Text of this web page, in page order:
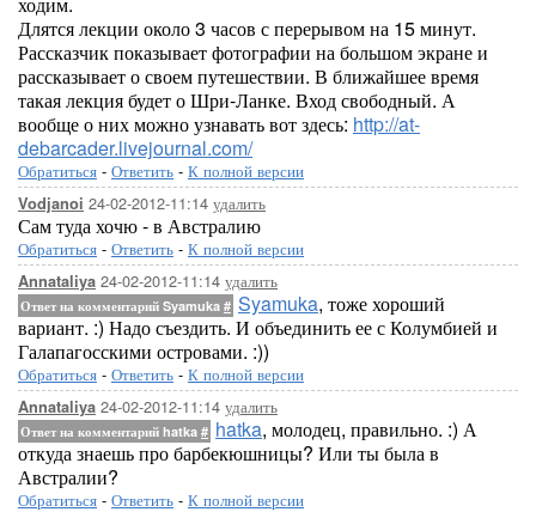
Длятся лекции около 3 часов с перерывом на 15 минут.
Рассказчик показывает фотографии на большом экране и
рассказывает о своем путешествии. В ближайшее время
такая лекция будет о Шри-Ланке. Вход свободный. А
вообще о них можно узнавать вот здесь: http://at-
debarcader.livejournal.com/
Обратиться - Ответить - К полной версии
Vodjanoi 24-02-2012-11:14 удалить
Сам туда хочю - в Австралию
Обратиться - Ответить - К полной версии
Annataliya 24-02-2012-11:14 удалить
Ответ на комментарий Syamuka # Syamuka, тоже хороший
вариант. :) Надо съездить. И объединить ее с Колумбией и
Галапагосскими островами. :))
Обратиться - Ответить - К полной версии
Annataliya 24-02-2012-11:14 удалить
Ответ на комментарий hatka # hatka, молодец, правильно. :) А
откуда знаешь про барбекюшницы? Или ты была в
Австралии?
Обратиться - Ответить - К полной версии